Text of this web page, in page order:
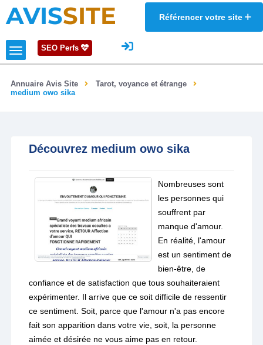
AVISSITE Référencer votre site
SEO Perfs
Annuaire Avis Site
Tarot, voyance et étrange
medium owo sika
Découvrez medium owo sika
Nombreuses sont
les personnes qui
souffrent par
manque d'amour.
En réalité, l'amour
est un sentiment de
bien-être, de
confiance et de satisfaction que tous souhaiteraient
expérimenter. Il arrive que ce soit difficile de ressentir
ce sentiment. Soit, parce que l'amour n'a pas encore
fait son apparition dans votre vie, soit, la personne
aimée et désirée ne vous aime pas en retour.